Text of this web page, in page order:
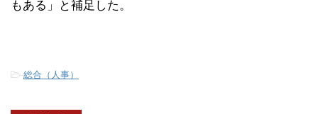
もある」と補足した。
-総合（人事）